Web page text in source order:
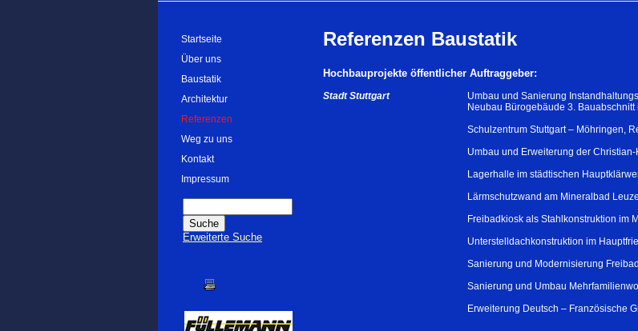
Startseite
Über uns
Baustatik
Architektur
Referenzen
Weg zu uns
Kontakt
Impressum
Erweiterte Suche
Referenzen Baustatik
Hochbauprojekte öffentlicher Auftraggeber:
Stadt Stuttgart
Umbau und Sanierung
Neubau Bürogebäude 3.
Schulzentrum Stuttgart – Möhringen,
Umbau und Erweiterung der
Lagerhalle im städtischen
Lärmschutzwand am Mineralbad
Freibadkiosk als Stahlkonstruktion im
Unterstelldachkonstruktion im
Sanierung und Modernisierung
Sanierung und Umbau
Erweiterung Deutsch – Französische